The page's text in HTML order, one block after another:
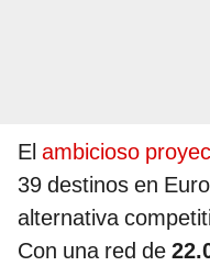
El ambicioso
39 destinos en
alternativa
Con una red de